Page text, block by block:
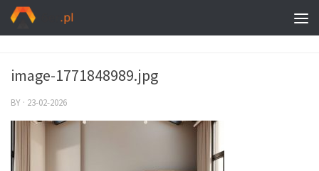
image-1771848989.jpg
BY · 23-02-2026